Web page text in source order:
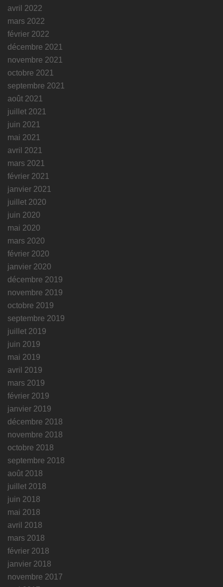
avril 2022
mars 2022
février 2022
décembre 2021
novembre 2021
octobre 2021
septembre 2021
août 2021
juillet 2021
juin 2021
mai 2021
avril 2021
mars 2021
février 2021
janvier 2021
juillet 2020
juin 2020
mai 2020
mars 2020
février 2020
janvier 2020
décembre 2019
novembre 2019
octobre 2019
septembre 2019
juillet 2019
juin 2019
mai 2019
avril 2019
mars 2019
février 2019
janvier 2019
décembre 2018
novembre 2018
octobre 2018
septembre 2018
août 2018
juillet 2018
juin 2018
mai 2018
avril 2018
mars 2018
février 2018
janvier 2018
novembre 2017